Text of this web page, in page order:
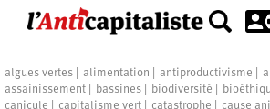
principal
algues vertes alimentation antiproductivisme
assainissement
bassines biodiversité
canicule
capitalisme vert catastrophe cause
Pagination